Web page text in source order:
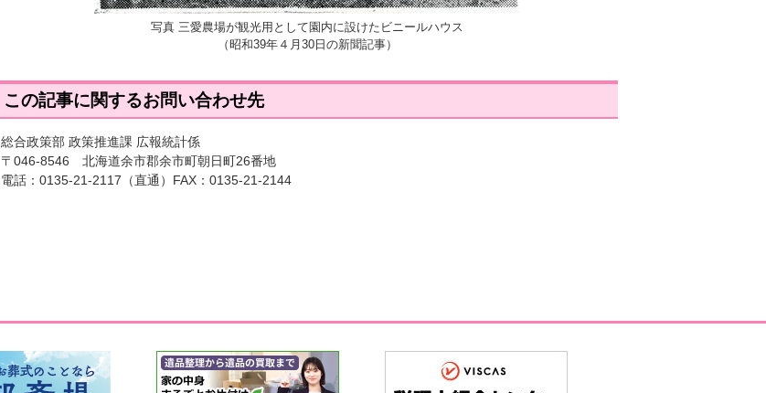
写真 三愛農場が観光用として園内に設けたビニールハウス
（昭和39年４月30日の新聞記事）
この記事に関するお問い合わせ先
総合政策部 政策推進課 広報統計係
〒046-8546 北海道余市郡余市町朝日町26番地
電話： 0135-21-2117 （直通）FAX：0135-21-2144